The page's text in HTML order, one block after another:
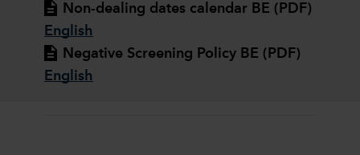
Non-dealing dates calendar BE (PDF)
English
Negative Screening Policy BE (PDF)
English